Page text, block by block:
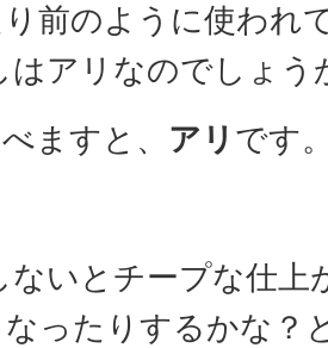
前のように使われ
はアリなのでしょう
ますと、 アリ です
ないとチープな仕上
ったりするかな？